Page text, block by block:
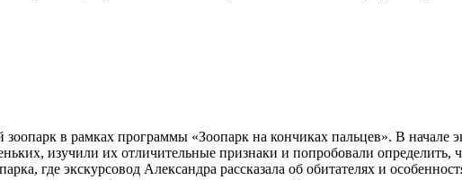
в рамках программы «Зоопарк на кончиках пальцев». В начале
изучили их отличительные признаки и попробовали определить,
где экскурсовод Александра рассказала об обитателях и